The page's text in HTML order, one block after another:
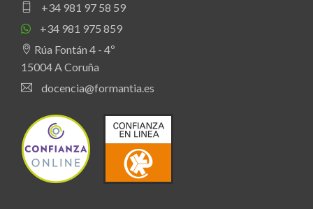
+34 981 97 58 59
+34 981 975 859
Rúa Fontán 4 - 4º
15004 A Coruña
docencia@formantia.es